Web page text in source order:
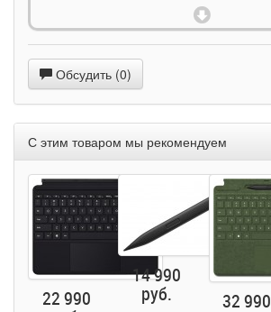
Обсудить (0)
С этим товаром мы рекомендуем
22 990
14 990
руб.
32 990